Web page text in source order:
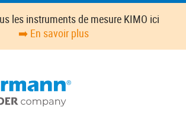
les instruments de mesure KIMO ici
➡️ En savoir plus